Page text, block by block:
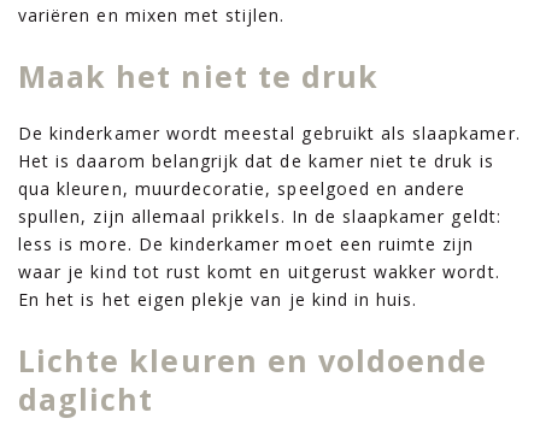
variëren en mixen met stijlen.
Maak het niet te druk
De kinderkamer wordt meestal gebruikt als slaapkamer.
Het is daarom belangrijk dat de kamer niet te druk is
qua kleuren, muurdecoratie, speelgoed en andere
spullen, zijn allemaal prikkels. In de slaapkamer geldt:
less is more. De kinderkamer moet een ruimte zijn
waar je kind tot rust komt en uitgerust wakker wordt.
En het is het eigen plekje van je kind in huis.
Lichte kleuren en voldoende
daglicht